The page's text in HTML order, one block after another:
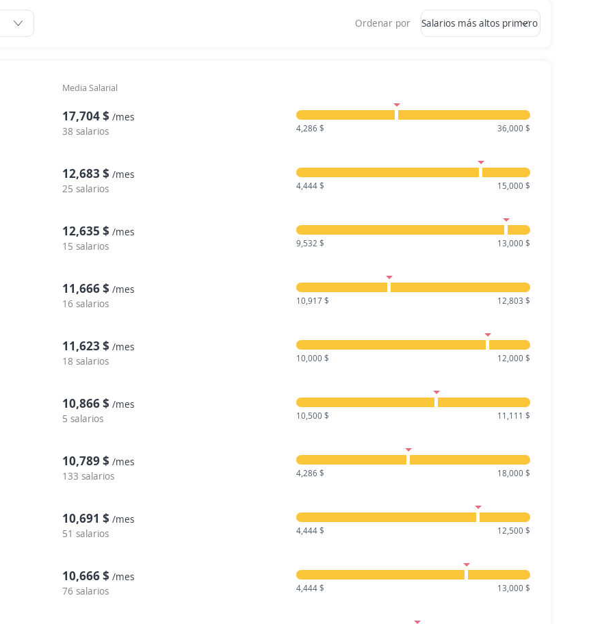
Ordenar por
Media Salarial
17,704 $ /mes
38 salarios
4,286 $ 36,000 $
12,683 $ /mes
25 salarios
4,444 $ 15,000 $
12,635 $ /mes
15 salarios
9,532 $ 13,000 $
11,666 $ /mes
16 salarios
10,917 $ 12,803 $
11,623 $ /mes
18 salarios
10,000 $ 12,000 $
10,866 $ /mes
5 salarios
10,500 $ 11,111 $
10,789 $ /mes
133 salarios
4,286 $ 18,000 $
10,691 $ /mes
51 salarios
4,444 $ 12,500 $
10,666 $ /mes
76 salarios
4,444 $ 13,000 $